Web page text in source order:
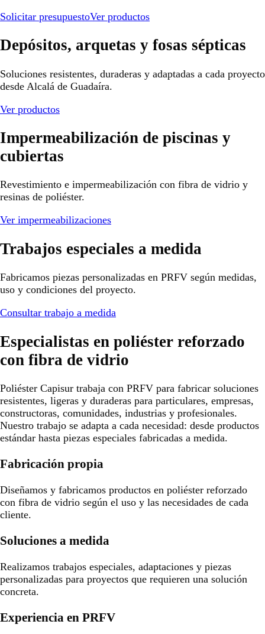
Solicitar presupuestoVer productos
Depósitos, arquetas y fosas sépticas
Soluciones resistentes, duraderas y adaptadas a cada proyecto
desde Alcalá de Guadaíra.
Ver productos
Impermeabilización de piscinas y
cubiertas
Revestimiento e impermeabilización con fibra de vidrio y
resinas de poliéster.
Ver impermeabilizaciones
Trabajos especiales a medida
Fabricamos piezas personalizadas en PRFV según medidas,
uso y condiciones del proyecto.
Consultar trabajo a medida
Especialistas en poliéster reforzado
con fibra de vidrio
Poliéster Capisur trabaja con PRFV para fabricar soluciones
resistentes, ligeras y duraderas para particulares, empresas,
constructoras, comunidades, industrias y profesionales.
Nuestro trabajo se adapta a cada necesidad: desde productos
estándar hasta piezas especiales fabricadas a medida.
Fabricación propia
Diseñamos y fabricamos productos en poliéster reforzado
con fibra de vidrio según el uso y las necesidades de cada
cliente.
Soluciones a medida
Realizamos trabajos especiales, adaptaciones y piezas
personalizadas para proyectos que requieren una solución
concreta.
Experiencia en PRFV